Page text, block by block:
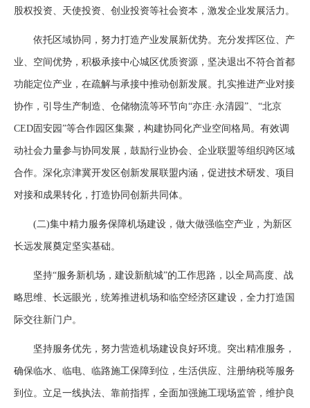
股权投资、天使投资、创业投资等社会资本，激发企业发展活力。
依托区域协同，努力打造产业发展新优势。充分发挥区位、产
业、空间优势，积极承接中心城区优质资源，坚决退出不符合首都
功能定位产业，在疏解与承接中推动创新发展。扎实推进产业对接
协作，引导生产制造、仓储物流等环节向“亦庄·永清园”、“北京
CED固安园”等合作园区集聚，构建协同化产业空间格局。有效调
动社会力量参与协同发展，鼓励行业协会、企业联盟等组织跨区域
合作。深化京津冀开发区创新发展联盟内涵，促进技术研发、项目
对接和成果转化，打造协同创新共同体。
(二)集中精力服务保障机场建设，做大做强临空产业，为新区
长远发展奠定坚实基础。
坚持“服务新机场，建设新航城”的工作思路，以全局高度、战
略思维、长远眼光，统筹推进机场和临空经济区建设，全力打造国
际交往新门户。
坚持服务优先，努力营造机场建设良好环境。突出精准服务，
确保临水、临电、临路施工保障到位，生活供应、注册纳税等服务
到位。立足一线执法、靠前指挥，全面加强施工现场监管，维护良